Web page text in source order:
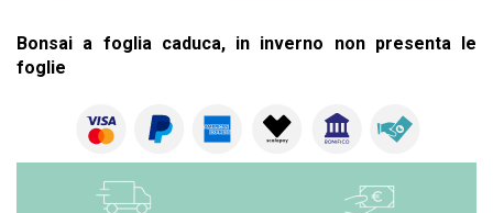
Bonsai a foglia caduca, in inverno non presenta le
foglie